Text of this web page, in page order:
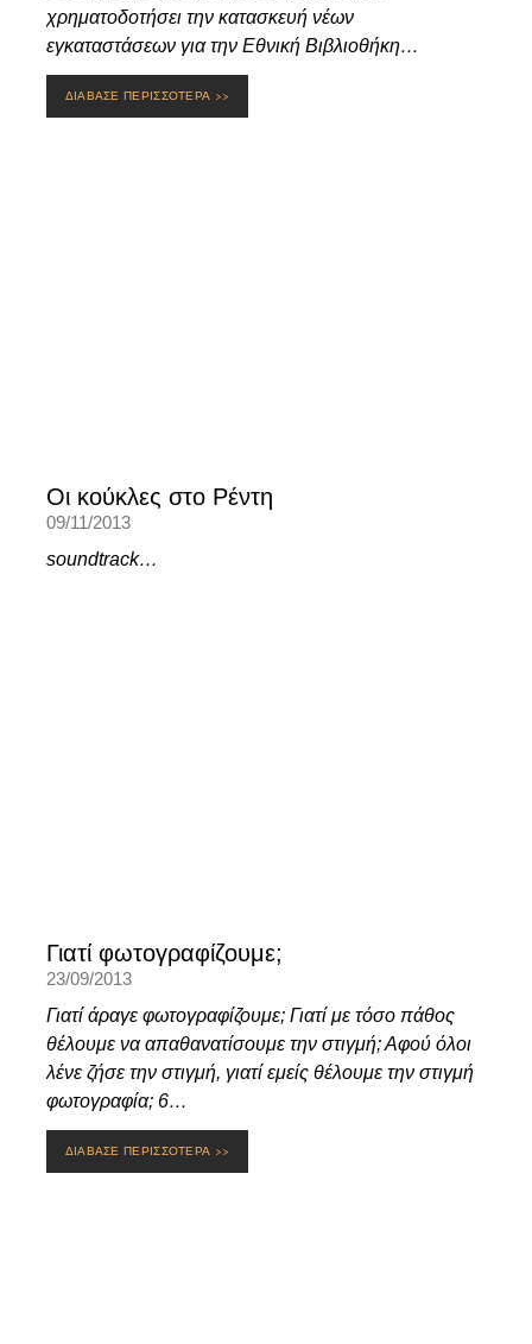
χρηματοδοτήσει την κατασκευή νέων
εγκαταστάσεων για την Εθνική Βιβλιοθήκη…
ΔΙΑΒΑΣΕ ΠΕΡΙΣΣΟΤΕΡΑ >>
Οι κούκλες στο Ρέντη
09/11/2013
soundtrack…
Γιατί φωτογραφίζουμε;
23/09/2013
Γιατί άραγε φωτογραφίζουμε; Γιατί με τόσο πάθος
θέλουμε να απαθανατίσουμε την στιγμή; Αφού όλοι
λένε ζήσε την στιγμή, γιατί εμείς θέλουμε την στιγμή
φωτογραφία; 6…
ΔΙΑΒΑΣΕ ΠΕΡΙΣΣΟΤΕΡΑ >>